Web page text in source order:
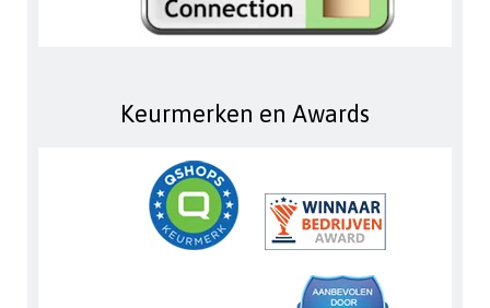
Keurmerken en Awards